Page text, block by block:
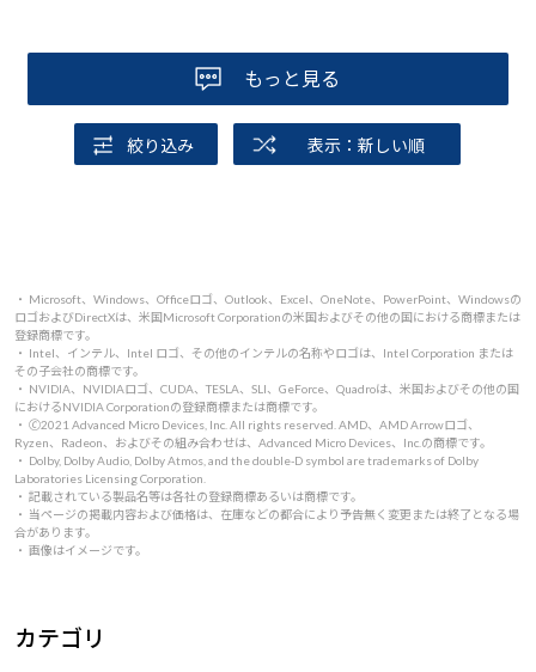
もっと見る
絞り込み 表示：新しい順
・ Microsoft、Windows、Officeロゴ、Outlook、Excel、OneNote、PowerPoint、Windowsの
ロゴおよびDirectXは、米国Microsoft Corporationの米国およびその他の国における商標または
登録商標です。
・ Intel、インテル、Intel ロゴ、その他のインテルの名称やロゴは、Intel Corporation または
その子会社の商標です。
・ NVIDIA、NVIDIAロゴ、CUDA、TESLA、SLI、GeForce、Quadroは、米国およびその他の国
におけるNVIDIA Corporationの登録商標または商標です。
・ 🄫2021 Advanced Micro Devices, Inc. All rights reserved. AMD、AMD Arrowロゴ、
Ryzen、Radeon、およびその組み合わせは、Advanced Micro Devices、Inc.の商標です。
・ Dolby, Dolby Audio, Dolby Atmos, and the double-D symbol are trademarks of Dolby
Laboratories Licensing Corporation.
・ 記載されている製品名等は各社の登録商標あるいは商標です。
・ 当ページの掲載内容および価格は、在庫などの都合により予告無く変更または終了となる場
合があります。
・ 画像はイメージです。
カテゴリ